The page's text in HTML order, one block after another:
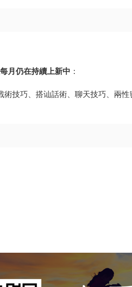
月仍在持續上新中 ：
技巧、搭讪話術、聊天技巧、兩